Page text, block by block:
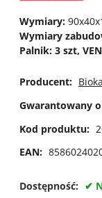
Wymiary:
Wymiary
Palnik: 3 szt,
Producent:
Gwarantowany
Kod produktu:
EAN:
Dostępność: